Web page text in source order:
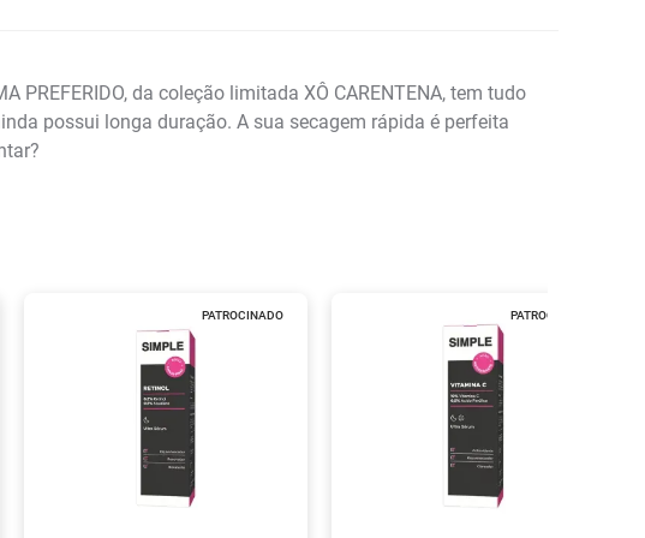
PREFERIDO, da coleção limitada XÔ CARENTENA, tem tudo
possui longa duração. A sua secagem rápida é perfeita
PATROCINADO PATROCINADO